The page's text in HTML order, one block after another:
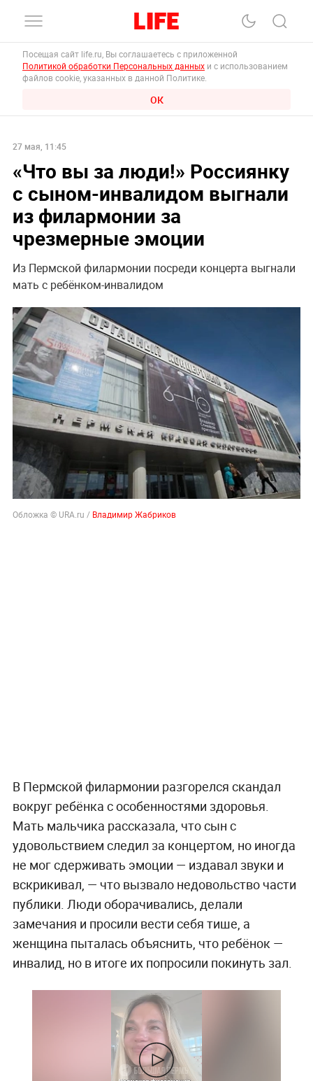
Посещая сайт life.ru, Вы соглашаетесь с приложенной
Политикой обработки Персональных данных и с использованием
файлов cookie, указанных в данной Политике.
ОК
27 мая, 11:45
«Что вы за люди!» Россиянку
с сыном-инвалидом выгнали
из филармонии за
чрезмерные эмоции
Из Пермской филармонии посреди концерта выгнали
мать с ребёнком-инвалидом
Обложка © URA.ru / Владимир Жабриков
В Пермской филармонии разгорелся скандал
вокруг ребёнка с особенностями здоровья.
Мать мальчика рассказала, что сын с
удовольствием следил за концертом, но иногда
не мог сдерживать эмоции — издавал звуки и
вскрикивал, — что вызвало недовольство части
публики. Люди оборачивались, делали
замечания и просили вести себя тише, а
женщина пыталась объяснить, что ребёнок —
инвалид, но в итоге их попросили покинуть зал.